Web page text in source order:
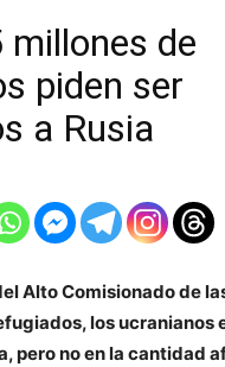
millones de
piden ser
a Rusia
Alto Comisionado de
los ucranianos
pero no en la cantidad